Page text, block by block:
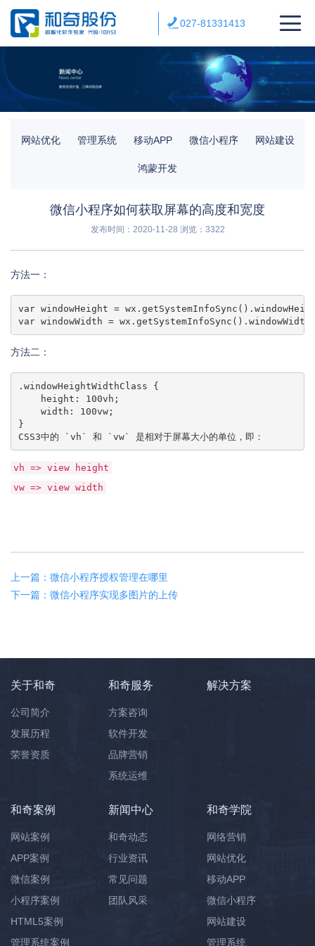
027-81331413
网站优化 管理系统 移动APP 微信小程序 网站建设
鸿蒙开发
微信小程序如何获取屏幕的高度和宽度
发布时间：2020-11-28 浏览：3322
方法一：
var windowHeight =
var windowWidth = wx.getSystemInfoSync().windowWidth
方法二：
.windowHeightWidthClass {
height: 100vh;
width: 100vw;
}
CSS3中的 `vh` 和 `vw` 是相对于屏幕大小的单位，即：
vh => view height
vw => view width
上一篇：微信小程序授权管理在哪里
下一篇：微信小程序实现多图片的上传
关于和奇
公司简介
发展历程
荣誉资质
和奇服务
方案咨询
软件开发
品牌营销
系统运维
解决方案
和奇案例
网站案例
APP案例
微信案例
小程序案例
HTML5案例
管理系统案例
新闻中心
和奇动态
行业资讯
常见问题
团队风采
和奇学院
网络营销
网站优化
移动APP
微信小程序
网站建设
管理系统